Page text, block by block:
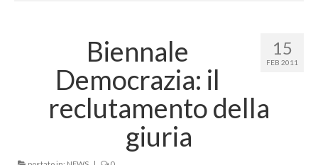
INDAGINI
PROCESSI PARTECIPATIVI
PUBBLICAZIONI
15
FEB 2011
Biennale
Democrazia: il
reclutamento della
giuria